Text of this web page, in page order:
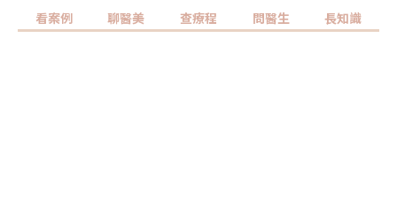
看案例 聊醫美 查療程 問醫生 長知識